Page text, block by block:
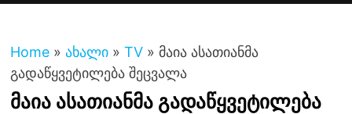
Home » ახალი » TV » მაია ასათიანმა
გადაწყვეტილება შეცვალა
მაია ასათიანმა გადაწყვეტილება